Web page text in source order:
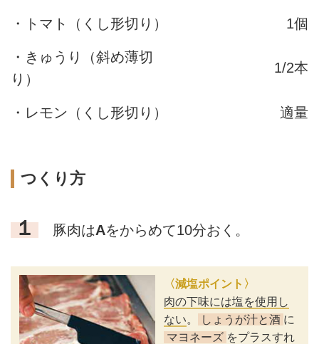
・トマト（くし形切り） 1個
・きゅうり（斜め薄切
り）
1/2本
・レモン（くし形切り） 適量
つくり方
１ 豚肉はAをからめて10分おく。
〈減塩ポイント〉
肉の下味には塩を使用し
ない。 しょうが汁と酒 に
マヨネーズ をプラスすれ